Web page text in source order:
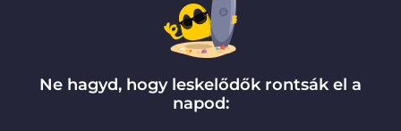
Ne hagyd, hogy leskelődők rontsák el a
napod: